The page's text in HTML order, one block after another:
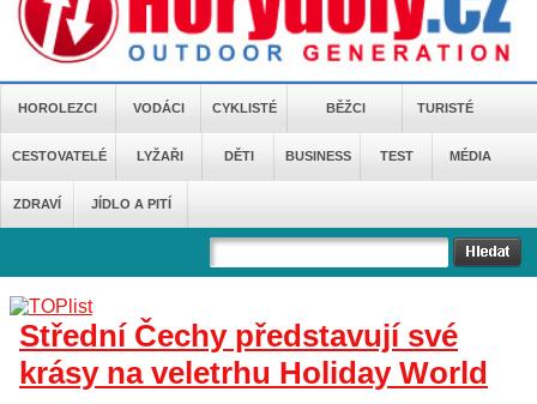
HOROLEZCI VODÁCI CYKLISTÉ BĚŽCI TURISTÉ
CESTOVATELÉ LYŽAŘI DĚTI BUSINESS TEST MÉDIA
ZDRAVÍ JÍDLO A PITÍ
Střední Čechy představují své
krásy na veletrhu Holiday World